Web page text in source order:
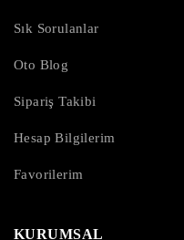
Sık Sorulanlar
Oto Blog
Sipariş Takibi
Hesap Bilgilerim
Favorilerim
KURUMSAL